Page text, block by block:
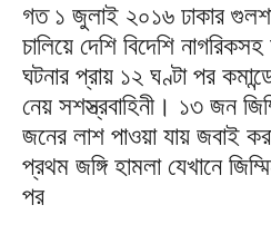
গত ১ জুলাই ২০১৬ ঢাকার
চালিয়ে দেশি বিদেশি
ঘটনার প্রায় ১২ ঘণ্টা পর
নেয় সশস্ত্রবাহিনী। ১৩ জন
জনের লাশ পাওয়া যায় জবাই
প্রথম জঙ্গি হামলা যেখানে
পর